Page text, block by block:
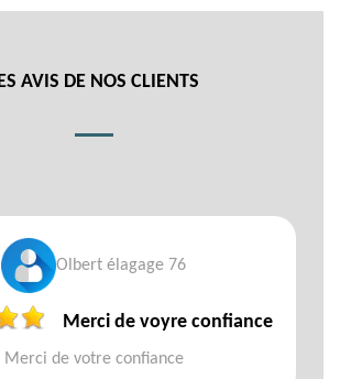
AVIS DE NOS CLIENTS
Olbert élagage 76
Merci de voyre confiance
Merci de votre confiance